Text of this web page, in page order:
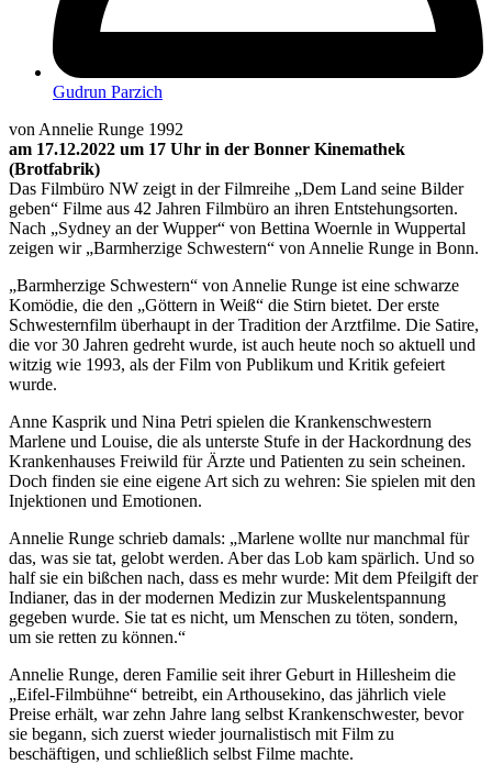
Gudrun Parzich
von Annelie Runge 1992
am 17.12.2022 um 17 Uhr in der Bonner Kinemathek
(Brotfabrik)
Das Filmbüro NW zeigt in der Filmreihe „Dem Land seine Bilder
geben“ Filme aus 42 Jahren Filmbüro an ihren Entstehungsorten.
Nach „Sydney an der Wupper“ von Bettina Woernle in Wuppertal
zeigen wir „Barmherzige Schwestern“ von Annelie Runge in Bonn.
„Barmherzige Schwestern“ von Annelie Runge ist eine schwarze
Komödie, die den „Göttern in Weiß“ die Stirn bietet. Der erste
Schwesternfilm überhaupt in der Tradition der Arztfilme. Die Satire,
die vor 30 Jahren gedreht wurde, ist auch heute noch so aktuell und
witzig wie 1993, als der Film von Publikum und Kritik gefeiert
wurde.
Anne Kasprik und Nina Petri spielen die Krankenschwestern
Marlene und Louise, die als unterste Stufe in der Hackordnung des
Krankenhauses Freiwild für Ärzte und Patienten zu sein scheinen.
Doch finden sie eine eigene Art sich zu wehren: Sie spielen mit den
Injektionen und Emotionen.
Annelie Runge schrieb damals: „Marlene wollte nur manchmal für
das, was sie tat, gelobt werden. Aber das Lob kam spärlich. Und so
half sie ein bißchen nach, dass es mehr wurde: Mit dem Pfeilgift der
Indianer, das in der modernen Medizin zur Muskelentspannung
gegeben wurde. Sie tat es nicht, um Menschen zu töten, sondern,
um sie retten zu können.“
Annelie Runge, deren Familie seit ihrer Geburt in Hillesheim die
„Eifel-Filmbühne“ betreibt, ein Arthousekino, das jährlich viele
Preise erhält, war zehn Jahre lang selbst Krankenschwester, bevor
sie begann, sich zuerst wieder journalistisch mit Film zu
beschäftigen, und schließlich selbst Filme machte.